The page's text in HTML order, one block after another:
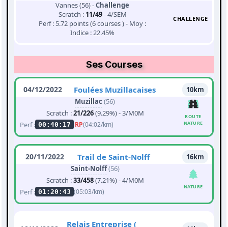
Vannes (56) -Challenge
Scratch : 11/49- 4/SEM
Perf : 5.72 points (6 courses ) - Moy :
Indice : 22.45%
CHALLENGE
Ses Courses
04/12/2022 Foulées Muzillacaises
10km
Muzillac (56)
Scratch :21/226(9.29%) - 3/M0M
Perf : 00:40:17 RP(04:02/km)
ROUTE
NATURE
20/11/2022 Trail de Saint-Nolff
16km
Saint-Nolff(56)
Scratch :33/458(7.21%) - 4/M0M
Perf : 01:20:43 (05:03/km)
NATURE
Relais Entreprise (